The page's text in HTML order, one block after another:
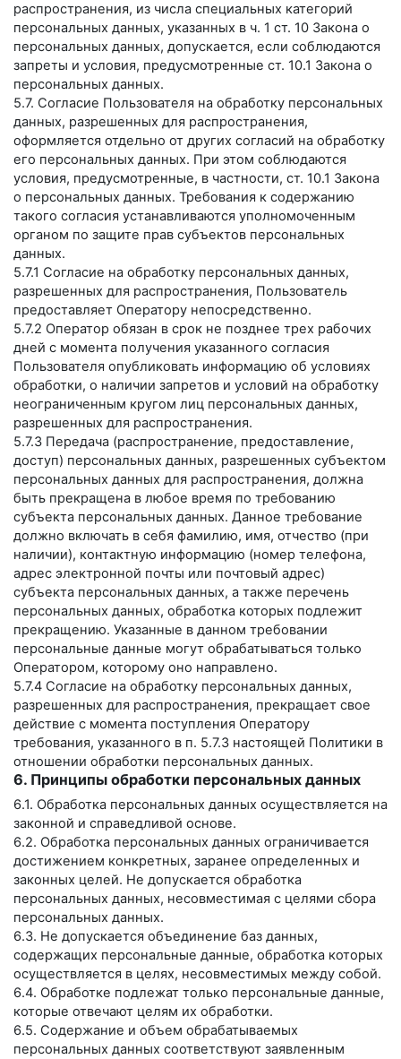
распространения, из числа специальных категорий
персональных данных, указанных в ч. 1 ст. 10 Закона о
персональных данных, допускается, если соблюдаются
запреты и условия, предусмотренные ст. 10.1 Закона о
персональных данных.
5.7. Согласие Пользователя на обработку персональных
данных, разрешенных для распространения,
оформляется отдельно от других согласий на обработку
его персональных данных. При этом соблюдаются
условия, предусмотренные, в частности, ст. 10.1 Закона
о персональных данных. Требования к содержанию
такого согласия устанавливаются уполномоченным
органом по защите прав субъектов персональных
данных.
5.7.1 Согласие на обработку персональных данных,
разрешенных для распространения, Пользователь
предоставляет Оператору непосредственно.
5.7.2 Оператор обязан в срок не позднее трех рабочих
дней с момента получения указанного согласия
Пользователя опубликовать информацию об условиях
обработки, о наличии запретов и условий на обработку
неограниченным кругом лиц персональных данных,
разрешенных для распространения.
5.7.3 Передача (распространение, предоставление,
доступ) персональных данных, разрешенных субъектом
персональных данных для распространения, должна
быть прекращена в любое время по требованию
субъекта персональных данных. Данное требование
должно включать в себя фамилию, имя, отчество (при
наличии), контактную информацию (номер телефона,
адрес электронной почты или почтовый адрес)
субъекта персональных данных, а также перечень
персональных данных, обработка которых подлежит
прекращению. Указанные в данном требовании
персональные данные могут обрабатываться только
Оператором, которому оно направлено.
5.7.4 Согласие на обработку персональных данных,
разрешенных для распространения, прекращает свое
действие с момента поступления Оператору
требования, указанного в п. 5.7.3 настоящей Политики в
отношении обработки персональных данных.
6. Принципы обработки персональных данных
6.1. Обработка персональных данных осуществляется на
законной и справедливой основе.
6.2. Обработка персональных данных ограничивается
достижением конкретных, заранее определенных и
законных целей. Не допускается обработка
персональных данных, несовместимая с целями сбора
персональных данных.
6.3. Не допускается объединение баз данных,
содержащих персональные данные, обработка которых
осуществляется в целях, несовместимых между собой.
6.4. Обработке подлежат только персональные данные,
которые отвечают целям их обработки.
6.5. Содержание и объем обрабатываемых
персональных данных соответствуют заявленным